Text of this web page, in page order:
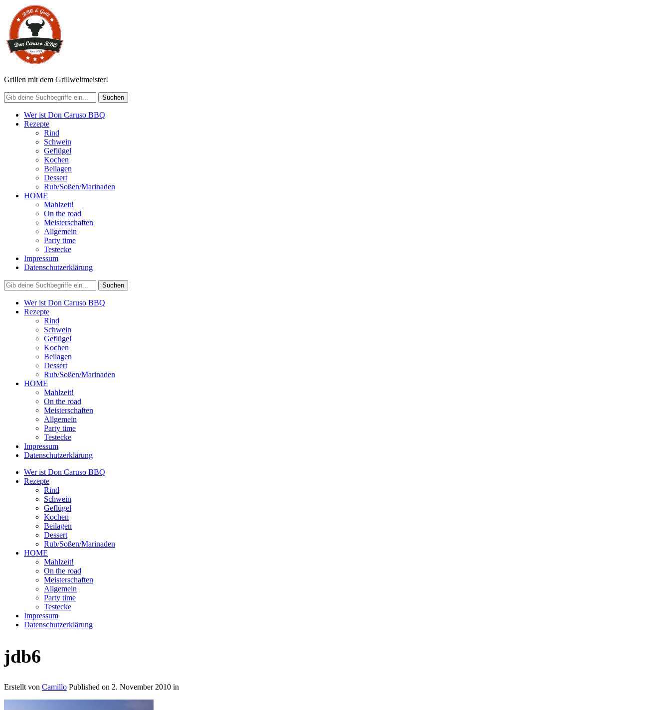
Grillen mit dem Grillweltmeister!
Wer ist Don Caruso BBQ
Rezepte
Rind
Schwein
Geflügel
Kochen
Beilagen
Dessert
Rub/Soßen/Marinaden
HOME
Mahlzeit!
On the road
Meisterschaften
Allgemein
Party time
Testecke
Impressum
Datenschutzerklärung
Wer ist Don Caruso BBQ
Rezepte
Rind
Schwein
Geflügel
Kochen
Beilagen
Dessert
Rub/Soßen/Marinaden
HOME
Mahlzeit!
On the road
Meisterschaften
Allgemein
Party time
Testecke
Impressum
Datenschutzerklärung
Wer ist Don Caruso BBQ
Rezepte
Rind
Schwein
Geflügel
Kochen
Beilagen
Dessert
Rub/Soßen/Marinaden
HOME
Mahlzeit!
On the road
Meisterschaften
Allgemein
Party time
Testecke
Impressum
Datenschutzerklärung
jdb6
Erstellt von Camillo Published on 2. November 2010 in